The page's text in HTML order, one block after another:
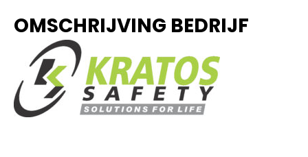
OMSCHRIJVING BEDRIJF